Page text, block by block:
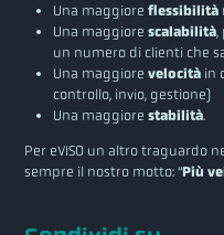
Una maggiore flessibilità
Una maggiore scalabilità,
un numero di clienti che
Una maggiore velocitàin
controllo, invio, gestione)
Una maggiore stabilità.
Per eVISO un altro traguardo
sempre il nostro motto: “Più